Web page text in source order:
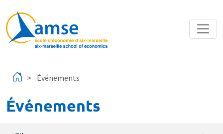
Événements
Événements